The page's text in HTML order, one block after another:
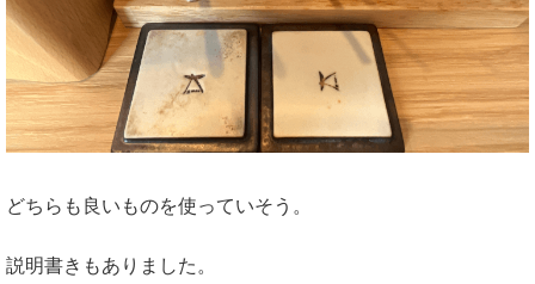
どちらも良いものを使っていそう。
説明書きもありました。